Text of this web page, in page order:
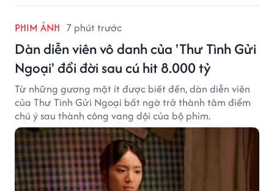
PHIM ẢNH 7 phút trước
Dàn diễn viên vô danh của 'Thư Tình Gửi
Ngoại' đổi đời sau cú hit 8.000 tỷ
Từ những gương mặt ít được biết đến, dàn diễn viên
của Thư Tình Gửi Ngoại bất ngờ trở thành tâm điểm
chú ý sau thành công vang dội của bộ phim.